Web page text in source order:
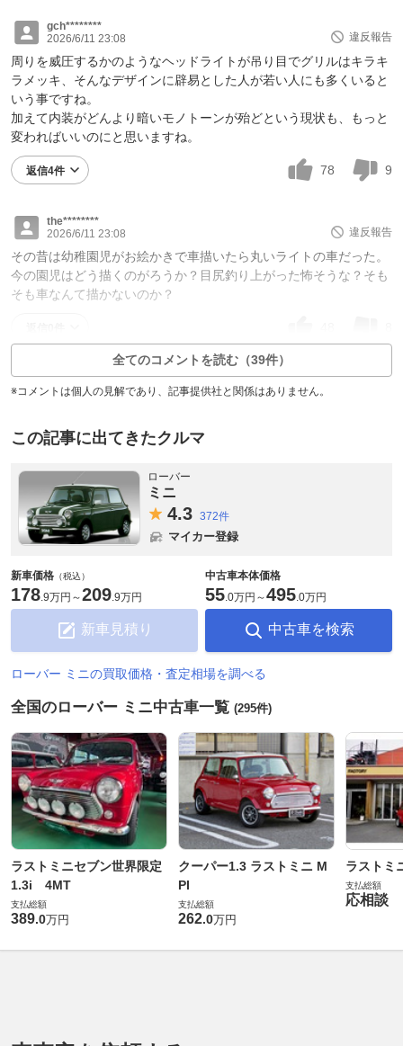
gch********
2026/6/11 23:08
違反報告
周りを威圧するかのようなヘッドライトが吊り目でグリルはキラキ
ラメッキ、そんなデザインに辟易とした人が若い人にも多くいると
いう事ですね。
加えて内装がどんより暗いモノトーンが殆どという現状も、もっと
変わればいいのにと思いますね。
返信4件 78 9
the********
2026/6/11 23:08
違反報告
その昔は幼稚園児がお絵かきで車描いたら丸いライトの車だった。
今の園児はどう描くのがろうか？目尻釣り上がった怖そうな？そも
そも車なんて描かないのか？
全てのコメントを読む（39件）
※コメントは個人の見解であり、記事提供社と関係はありません。
この記事に出てきたクルマ
ローバー
ミニ
4.3 372件
マイカー登録
新車価格 （税込）
178.9万円 ～209.9万円
新車見積り
中古車本体価格
55.0万円 ～495.0万円
中古車を検索
ローバー ミニの買取価格・査定相場を調べる
全国のローバー ミニ中古車一覧 (295件)
ラストミニセブン世界限定
1.3i 4MT
支払総額
389.0万円
クーパー1.3 ラストミニ M
PI
支払総額
262.0万円
ラストミ
支払総額
応相談